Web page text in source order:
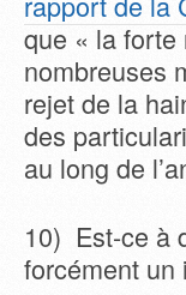
que « la forte
nombreuses
rejet de la
des
au long de
10) Est-ce à
forcément un